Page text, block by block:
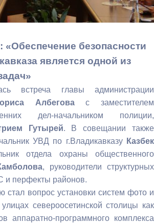
«Обеспечение безопасности
является одной из
встреча главы администрации
Албеговас заместителем
дел-начальником полиции,
Гутырей. В совещании также
УВД по г.Владикавказу Казбек
отдела охраны общественного
, руководители структурных
и перфекты районов.
стал вопрос установки систем фото и
североосетинской столицы как
аппаратно-программного комплекса